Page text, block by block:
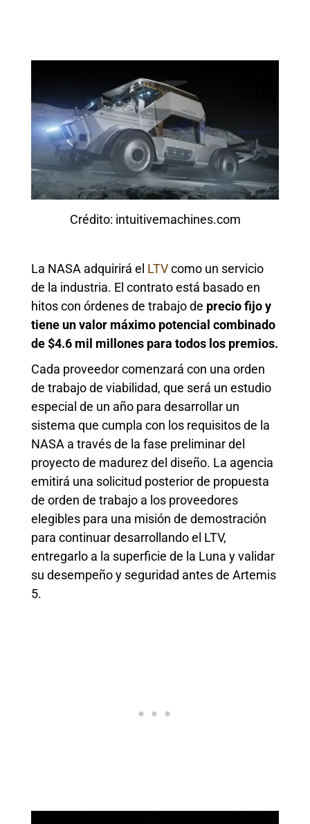
Crédito: intuitivemachines.com
La NASA adquirirá el LTVcomo un servicio
de la industria. El contrato está basado en
hitos con órdenes de trabajo de precio fijo y
tiene un valor máximo potencial combinado
de $4.6 mil millones para todos los premios.
Cada proveedor comenzará con una orden
de trabajo de viabilidad, que será un estudio
especial de un año para desarrollar un
sistema que cumpla con los requisitos de la
NASA a través de la fase preliminar del
proyecto de madurez del diseño. La agencia
emitirá una solicitud posterior de propuesta
de orden de trabajo a los proveedores
elegibles para una misión de demostración
para continuar desarrollando el LTV,
entregarlo a la superficie de la Luna y validar
su desempeño y seguridad antes de Artemis
5.